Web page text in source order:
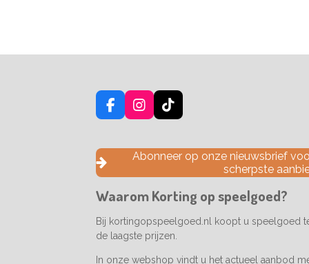
F
a
e
o
k
I
n
t
a
g
a
T
i
T
o
k
Abonneer op onze nieuwsbrief
scherpste
Waarom Korting op speelgoed?
Bij kortingopspeelgoed.nl koopt u speelgoed
de laagste prijzen.
In onze webshop vindt u het actueel aanbod